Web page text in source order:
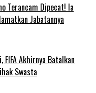
Terancam Dipecat! Ia
Jabatannya
Akhirnya Batalkan
Swasta